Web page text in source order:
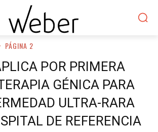
PÁGINA 2
POR PRIMERA
GÉNICA PARA
ULTRA-RARA
DE REFERENCIA